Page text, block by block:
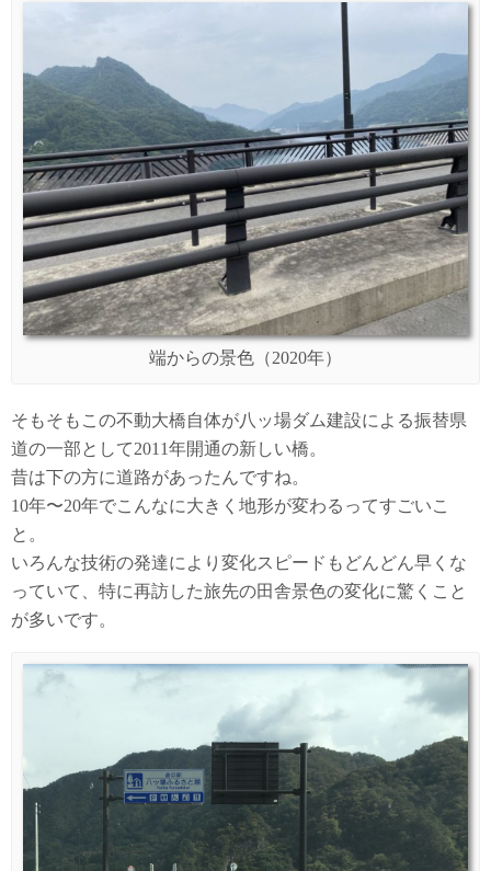
端からの景色（2020年）
そもそもこの不動大橋自体が八ッ場ダム建設による振替県
道の一部として2011年開通の新しい橋。
昔は下の方に道路があったんですね。
10年〜20年でこんなに大きく地形が変わるってすごいこ
と。
いろんな技術の発達により変化スピードもどんどん早くな
っていて、特に再訪した旅先の田舎景色の変化に驚くこと
が多いです。